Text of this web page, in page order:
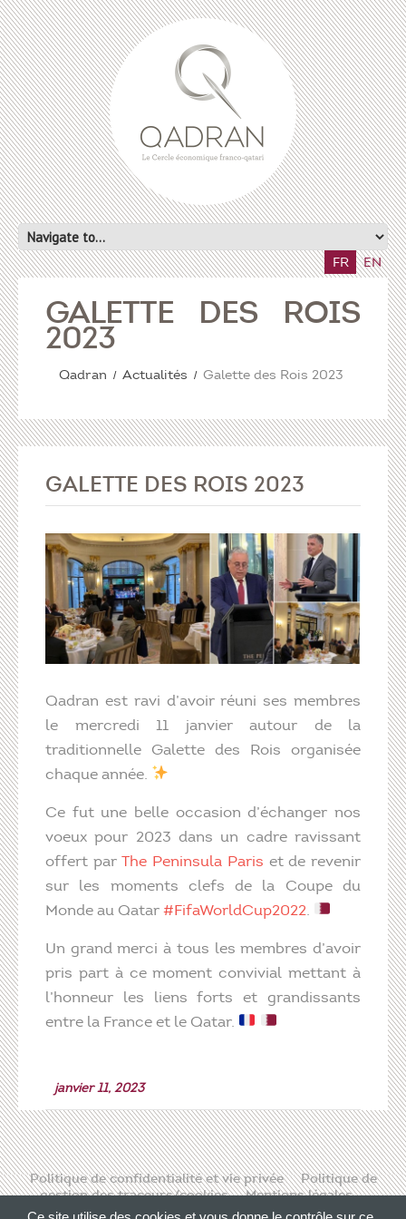
FR EN
GALETTE DES ROIS
2023
Qadran Actualités Galette des Rois 2023
GALETTE DES ROIS 2023
Qadran est ravi d’avoir réuni ses membres
le mercredi 11 janvier autour de la
traditionnelle Galette des Rois organisée
chaque année.
Ce fut une belle occasion d’échanger nos
voeux pour 2023 dans un cadre ravissant
offert parThe Peninsula Paris et de revenir
sur les moments clefs de la Coupe du
Monde au Qatar #FifaWorldCup2022
Un grand merci à tous les membres d’avoir
pris part à ce moment convivial mettant à
l’honneur les liens forts et grandissants
entre la France et le Qatar.
janvier 11, 2023
Politique de confidentialité et vie privée
Politique de
gestion des traceurs/cookies
Mentions légales
Contact